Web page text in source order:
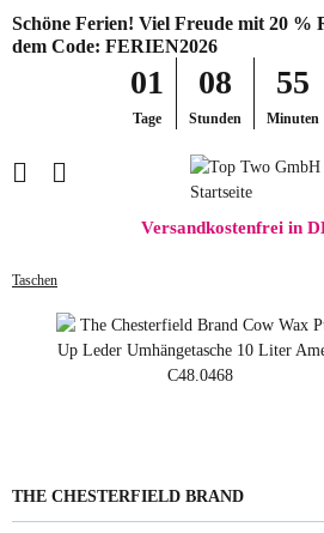
Schöne Ferien! Viel Freude mit 20 %
dem Code: FERIEN2026
01
Tage
08
Stunden
55
Minuten
Versandkostenfrei in
Taschen
THE CHESTERFIELD BRAND